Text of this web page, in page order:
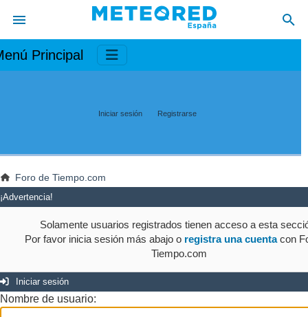
Principal
Iniciar sesión Registrarse
Foro de Tiempo.com
¡Advertencia!
Solamente usuarios registrados tienen acceso a esta
Por favor inicia sesión más abajo o registra una cuentacon
Tiempo.com
Iniciar sesión
Nombre de usuario: